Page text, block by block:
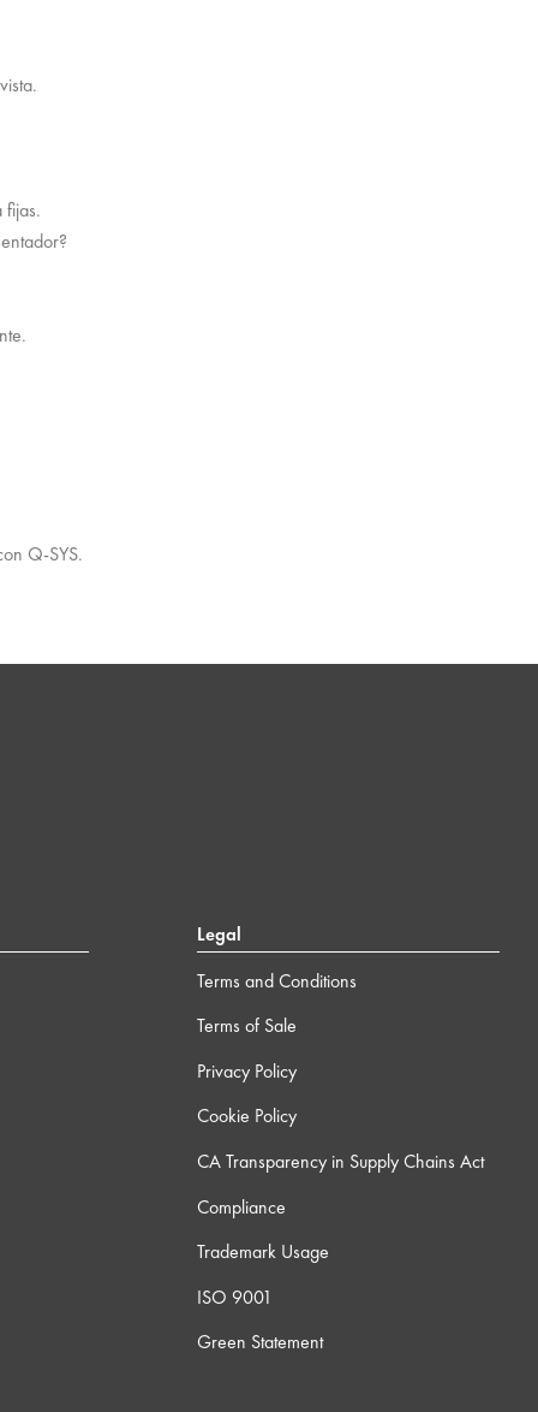
fijas.
Q-SYS.
Legal
Terms and Conditions
Terms of Sale
Privacy Policy
Cookie Policy
CA Transparency in Supply Chains Act
Compliance
Trademark Usage
ISO 9001
Green Statement